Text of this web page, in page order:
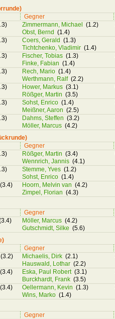
Gegner
Zimmermann, Michael
(1.2)
Obst, Bernd (1.4)
Coers, Gerald (1.3)
Tichtchenko, Vladimir (1.4)
Fischer, Tobias (1.3)
Finke, Fabian (1.4)
Rech, Mario (1.4)
Werthmann, Ralf (2.2)
Hower, Markus (3.1)
Rößger, Martin (3.5)
Sohst, Enrico (1.4)
Meißner, Aaron (2.5)
Dahms, Steffen (3.2)
Möller, Marcus (4.2)
Gegner
Rößger, Martin (3.4)
Wennrich, Jannis (4.1)
Stemme, Yves (1.2)
Sohst, Enrico (1.4)
(3.4) Hoorn, Melvin van (4.2)
Zimpel, Florian (4.3)
Gegner
Möller, Marcus (4.2)
Gutschmidt, Silke (5.6)
Gegner
(3.2) Michaelis, Dirk (2.1)
Hauswald, Lothar (2.2)
(3.4) Eska, Paul Robert (3.1)
Burckhardt, Frank (3.5)
(3.4) Oellermann, Kevin (1.3)
Wins, Marko (1.4)
Gegner